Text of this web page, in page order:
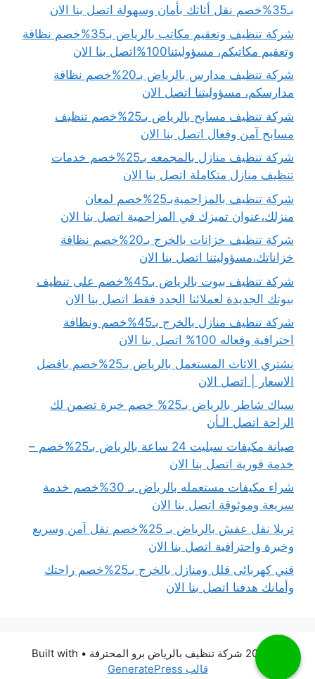
بـ35%خصم نقل أثاثك بأمان وسهولة اتصل بنا الان
شركة تنظيف وتعقيم مكاتب بالرياض بـ35%خصم نظافة
وتعقيم مكاتبكم، مسؤوليتنا100%اتصل بنا الان
شركة تنظيف مدارس بالرياض بـ20%خصم نظافة
مدارسكم، مسؤوليتنا اتصل الان
شركة تنظيف مسابح بالرياض بـ25%خصم تنظيف
مسابح آمن وفعال اتصل بنا الان
شركة تنظيف منازل بالمجمعه بـ25%خصم خدمات
تنظيف منازل متكاملة اتصل بنا الان
شركة تنظيف بالمزاحميةبـ25%خصم لمعان
منزلك،عنوان تميزك في المزاحمية اتصل بنا الان
شركة تنظيف خزانات بالخرج بـ20%خصم نظافة
خزاناتك،مسؤوليتنا اتصل بنا الان
شركة تنظيف بيوت بالرياض بـ45%خصم على تنظيف
بيوتك الجديدة لعملائنا الجدد فقط اتصل بنا الان
شركة تنظيف منازل بالخرج بـ45%خصم ونظافة
احترافية وفعاله 100% اتصل بنا الان
نشتري الاثاث المستعمل بالرياض بـ25%خصم بافضل
الاسعار | اتصل الان
سباك شاطر بالرياض بـ25% خصم خبرة تضمن لك
الراحة اتصل الـأن
صيانة مكيفات سبليت 24 ساعة بالرياض بـ25%خصم –
خدمة فورية اتصل بنا الان
شراء مكيفات مستعمله بالرياض بـ 30%خصم خدمة
سريعة وموثوقة اتصل بنا الان
تريلا نقل عفش بالرياض بـ 25%خصم نقل آمن وسريع
وخبرة واحترافية اتصل بنا الان
فني كهربائى فلل ومنازل بالخرج بـ25%خصم راحتك
وأمانك هدفنا اتصل بنا الان
• Built with
قالب GeneratePress